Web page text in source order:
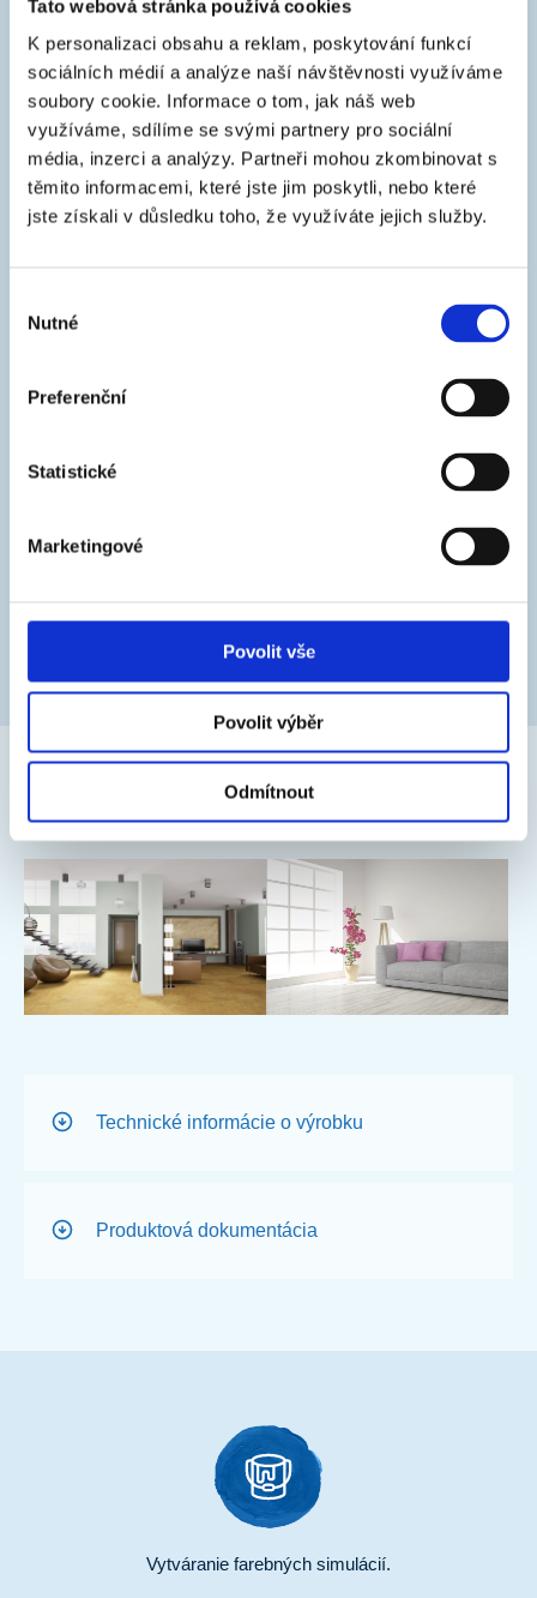
Tato webová stránka používá cookies
K personalizaci obsahu a reklam, poskytování funkcí
sociálních médií a analýze naší návštěvnosti využíváme
soubory cookie. Informace o tom, jak náš web
využíváme, sdílíme se svými partnery pro sociální
média, inzerci a analýzy. Partneři mohou zkombinovat s
těmito informacemi, které jste jim poskytli, nebo které
jste získali v důsledku toho, že využíváte jejich služby.
souhlasu
Nutné
Preferenční
Statistické
Marketingové
Povolit vše
Povolit výběr
Odmítnout
dielom farby), prípadne miešaním s výrobkom KLASIK
COLOR
omietky, sadro-vápenné omietky, sanačné omietky,
vlákien, drevovláknité dosky
FOTOGALÉRIA
Technické informácie o výrobku
Produktová dokumentácia
Vytváranie farebných simulácií.